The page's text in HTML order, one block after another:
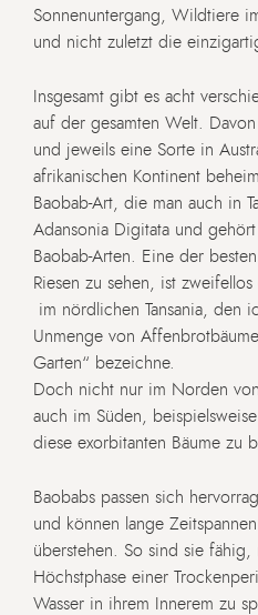
Sonnenuntergang, Wildtiere
und nicht zuletzt die
Insgesamt gibt es acht
auf der gesamten Welt.
und jeweils eine Sorte in
afrikanischen Kontinent
Baobab-Art, die man auch in
Adansonia Digitata und
Baobab-Arten. Eine der
Riesen zu sehen, ist zweifellos
im nördlichen Tansania, den
Unmenge von
Garten“ bezeichne.
Doch nicht nur im Norden
auch im Süden,
diese exorbitanten Bäume zu
Baobabs passen sich
und können lange
überstehen. So sind sie
Höchstphase einer
Wasser in ihrem Innerem zu